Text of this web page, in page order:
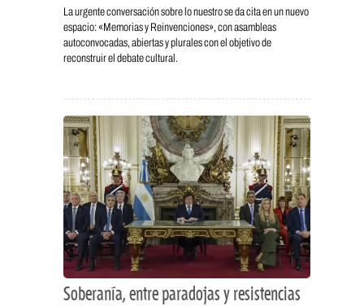
La urgente conversación sobre lo nuestro se da cita en un nuevo
espacio: «Memorias y Reinvenciones», con asambleas
autoconvocadas, abiertas y plurales con el objetivo de
reconstruir el debate cultural.
Soberanía, entre paradojas y resistencias